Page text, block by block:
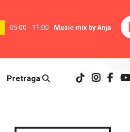
05:00 - 11:00 Music mix by Anja
Pretraga